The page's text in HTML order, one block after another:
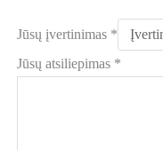
Jūsų įvertinimas *
Jūsų atsiliepimas *